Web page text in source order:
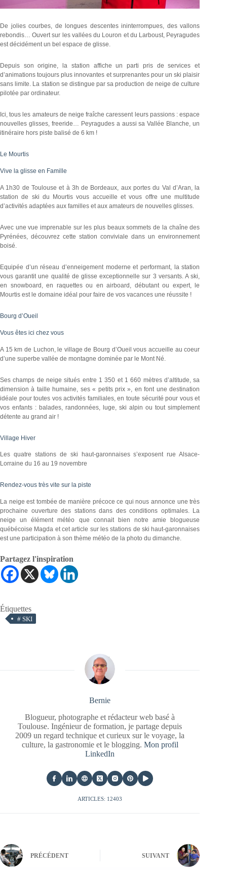
De jolies courbes, de longues descentes ininterrompues, des vallons
rebondis… Ouvert sur les vallées du Louron et du Larboust, Peyragudes
est décidément un bel espace de glisse.
Depuis son origine, la station affiche un parti pris de services et
d’animations toujours plus innovantes et surprenantes pour un ski plaisir
sans limite. La station se distingue par sa production de neige de culture
pilotée par ordinateur.
Ici, tous les amateurs de neige fraîche caressent leurs passions : espace
nouvelles glisses, freeride… Peyragudes a aussi sa Vallée Blanche, un
itinéraire hors piste balisé de 6 km !
Le Mourtis
Vive la glisse en Famille
A 1h30 de Toulouse et à 3h de Bordeaux, aux portes du Val d’Aran, la
station de ski du Mourtis vous accueille et vous offre une multitude
d’activités adaptées aux familles et aux amateurs de nouvelles glisses.
Avec une vue imprenable sur les plus beaux sommets de la chaîne des
Pyrénées, découvrez cette station conviviale dans un environnement
boisé.
Equipée d’un réseau d’enneigement moderne et performant, la station
vous garantit une qualité de glisse exceptionnelle sur 3 versants. A ski,
en snowboard, en raquettes ou en airboard, débutant ou expert, le
Mourtis est le domaine idéal pour faire de vos vacances une réussite !
Bourg d’Oueil
Vous êtes ici chez vous
A 15 km de Luchon, le village de Bourg d’Oueil vous accueille au coeur
d’une superbe vallée de montagne dominée par le Mont Né.
Ses champs de neige situés entre 1 350 et 1 660 mètres d’altitude, sa
dimension à taille humaine, ses « petits prix », en font une destination
idéale pour toutes vos activités familiales, en toute sécurité pour vous et
vos enfants : balades, randonnées, luge, ski alpin ou tout simplement
détente au grand air !
Village Hiver
Les quatre stations de ski haut-garonnaises s’exposent rue Alsace-
Lorraine du 16 au 19 novembre
Rendez-vous très vite sur la piste
La neige est tombée de manière précoce ce qui nous annonce une très
prochaine ouverture des stations dans des conditions optimales. La
neige un élément météo que connait bien notre amie blogueuse
québécoise Magda et cet article sur les stations de ski haut-garonnaises
est une participation à son thème météo de la photo du dimanche.
Partagez l'inspiration
Étiquettes
# SKI
Bernie
Blogueur, photographe et rédacteur web basé à
Toulouse. Ingénieur de formation, je partage depuis
2009 un regard technique et curieux sur le voyage, la
culture, la gastronomie et le blogging. Mon profil
LinkedIn
ARTICLES: 12403
PRÉCÉDENT SUIVANT